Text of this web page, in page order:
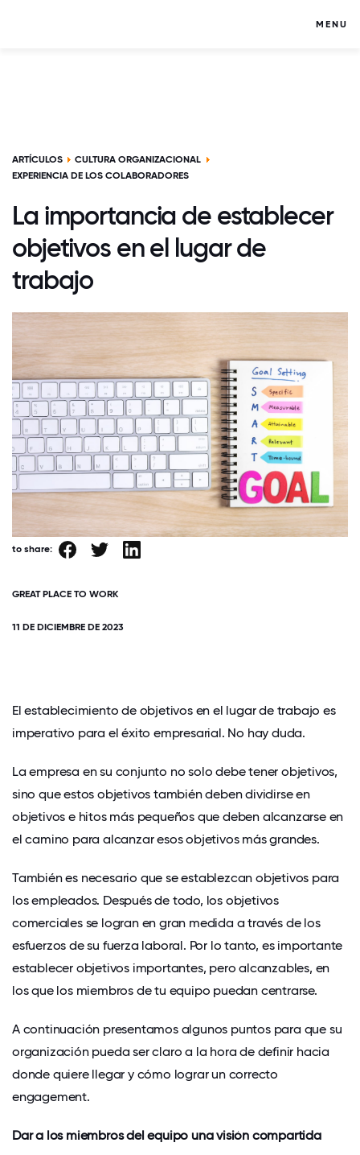
MENU
ARTÍCULOS
CULTURA ORGANIZACIONAL
EXPERIENCIA DE LOS COLABORADORES
La importancia de establecer
objetivos en el lugar de
trabajo
to share:
GREAT PLACE TO WORK
11 DE DICIEMBRE DE 2023
El establecimiento de objetivos en el lugar de trabajo es
imperativo para el éxito empresarial. No hay duda.
La empresa en su conjunto no solo debe tener objetivos,
sino que estos objetivos también deben dividirse en
objetivos e hitos más pequeños que deben alcanzarse en
el camino para alcanzar esos objetivos más grandes.
También es necesario que se establezcan objetivos para
los empleados. Después de todo, los objetivos
comerciales se logran en gran medida a través de los
esfuerzos de su fuerza laboral. Por lo tanto, es importante
establecer objetivos importantes, pero alcanzables, en
los que los miembros de tu equipo puedan centrarse.
A continuación presentamos algunos puntos para que su
organización pueda ser claro a la hora de definir hacia
donde quiere llegar y cómo lograr un correcto
engagement.
Dar a los miembros del equipo una visión compartida